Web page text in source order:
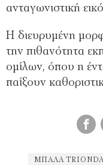
ανταγωνιστική
Η διευρυμένη
την πιθανότητα
ομίλων, όπου η
παίξουν
ΜΠΆΛΑ